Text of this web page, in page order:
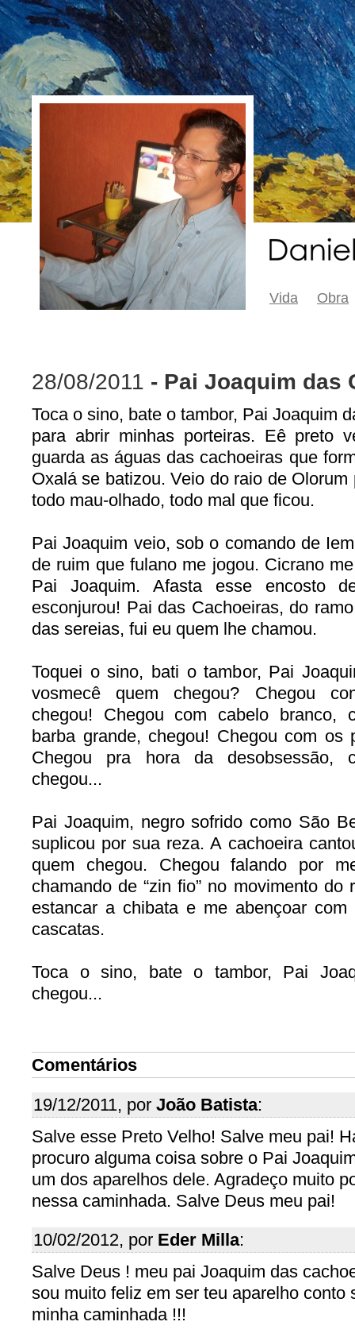
Vida Obra
28/08/2011 - Pai Joaquim das
Toca o sino, bate o tambor, Pai Joaquim
para abrir minhas porteiras. Eê preto
guarda as águas das cachoeiras que
Oxalá se batizou. Veio do raio de
todo mau-olhado, todo mal que ficou.
Pai Joaquim veio, sob o comando de
de ruim que fulano me jogou. Cicrano
Pai Joaquim. Afasta esse encosto
esconjurou! Pai das Cachoeiras, do
das sereias, fui eu quem lhe chamou.
Toquei o sino, bati o tambor, Pai
vosmecê quem chegou? Chegou
chegou! Chegou com cabelo branco,
barba grande, chegou! Chegou com os
Chegou pra hora da desobsessão,
chegou...
Pai Joaquim, negro sofrido como São
suplicou por sua reza. A cachoeira
quem chegou. Chegou falando por
chamando de “zin fio” no movimento do
estancar a chibata e me abençoar
cascatas.
Toca o sino, bate o tambor, Pai
chegou...
Comentários
19/12/2011, por João Batista:
Salve esse Preto Velho! Salve meu pai!
procuro alguma coisa sobre o Pai
um dos aparelhos dele. Agradeço muito
nessa caminhada. Salve Deus meu pai!
10/02/2012, por Eder Milla:
Salve Deus ! meu pai Joaquim das
sou muito feliz em ser teu aparelho conto
minha caminhada !!!